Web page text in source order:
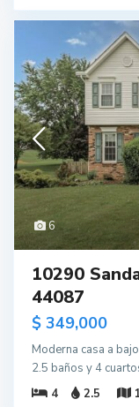
6
10290
44087
$ 349,000
Moderna casa a
2.5 baños y 4
4
2.5